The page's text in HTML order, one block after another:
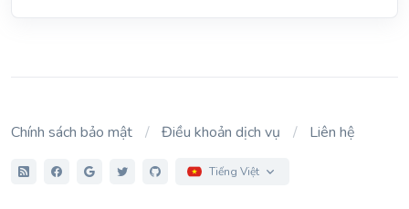
Chính sách bảo mật Điều khoản dịch vụ Liên hệ
Tiếng Việt